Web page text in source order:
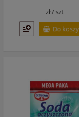
zł /szt
Do